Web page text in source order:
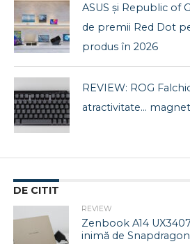
ASUS și Republic of
de premii Red Dot
produs în 2026
REVIEW: ROG
atractivitate…
DE CITIT
REVIEW
Zenbook A14
inimă de Snapdragon